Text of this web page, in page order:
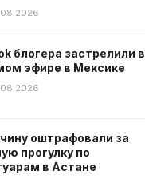
блогера застрелили в
эфире в Мексике
оштрафовали за
прогулку по
в Астане